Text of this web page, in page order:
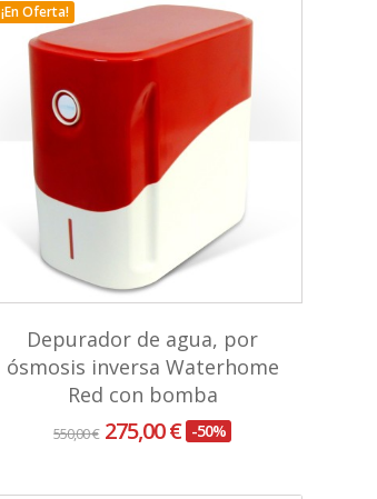
¡En Oferta!
Depurador de agua, por
ósmosis inversa Waterhome
Red con bomba
550,00 € 275,00 € -50%